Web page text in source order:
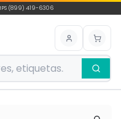
(899) 419-6306